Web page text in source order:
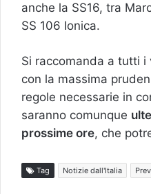
anche la SS16, tra
SS 106 Ionica.
Si raccomanda a tutti
con la massima
regole necessarie in
saranno comunque
prossime ore, che
Tag Notizie dall'Italia